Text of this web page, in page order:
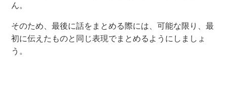
ん。
そのため、最後に話をまとめる際には、可能な限り、最
初に伝えたものと同じ表現でまとめるようにしましょ
う。